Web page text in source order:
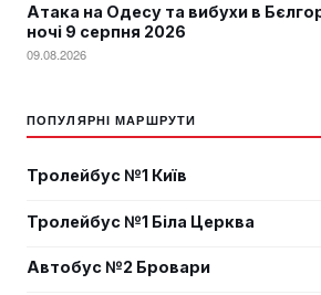
Атака на Одесу та вибухи в
ночі 9 серпня 2026
09.08.2026
ПОПУЛЯРНІ МАРШРУТИ
Тролейбус №1 Київ
Тролейбус №1 Біла Церква
Автобус №2 Бровари